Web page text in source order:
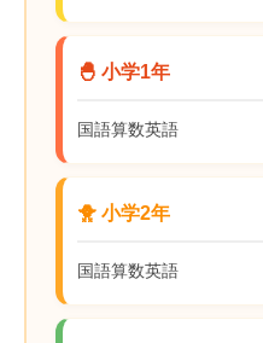
🐣 小学1年
国語算数英語
🐥 小学2年
国語算数英語